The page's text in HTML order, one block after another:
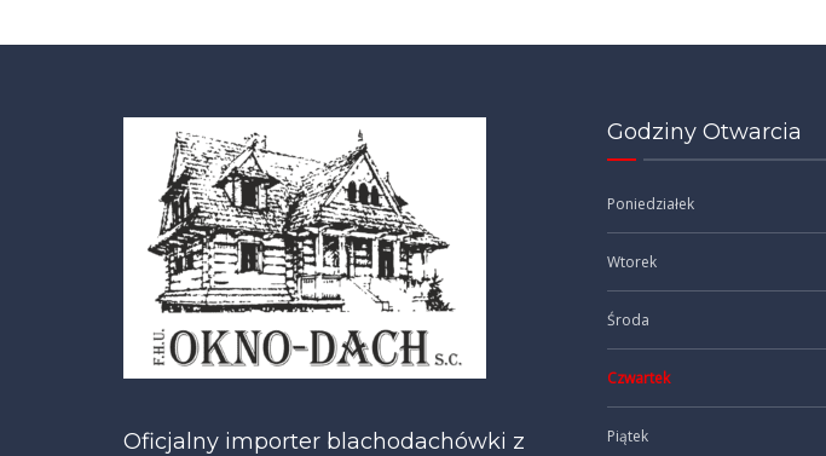
Oficjalny importer blachodachówki z
Godziny Otwarcia
Poniedziałek
Wtorek
Środa
Czwartek
Piątek